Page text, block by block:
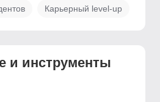
Карьерный level-up
и инструменты